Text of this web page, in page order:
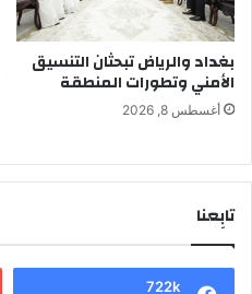
بغداد والرياض تبحثان التنسيق
الأمني وتطورات المنطقة
أغسطس 8, 2026
تابِعنا
722k